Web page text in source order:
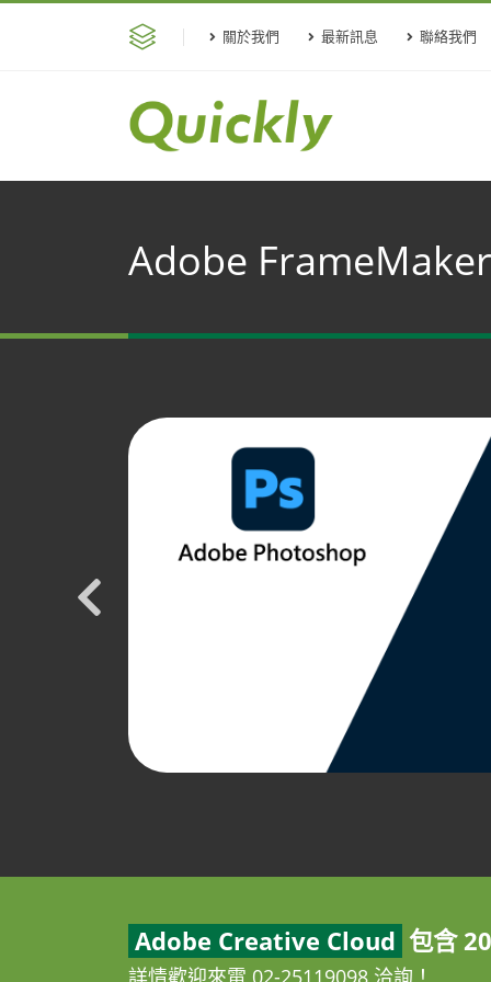
關於我們 最新訊息 聯絡我們
Adobe FrameMaker
Adobe Creative Cloud 包含
詳情歡迎來電 02-25119098 洽詢！